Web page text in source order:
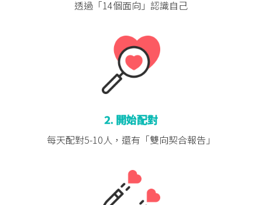
透過「14個面向」 認識自己
2. 開始配對
每天配對5-10人， 還有「雙向契合報告」